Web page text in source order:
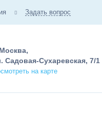
Задать вопрос
Садовая-Сухаревская, 7/1
на карте